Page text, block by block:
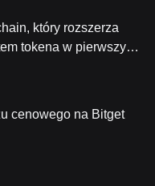
który rozszerza
tokena w pierwszym
cenowego na Bitget